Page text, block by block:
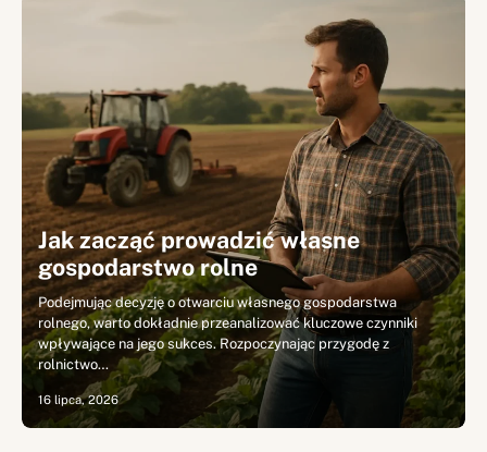
Jak zacząć prowadzić własne
gospodarstwo rolne
Podejmując decyzję o otwarciu własnego gospodarstwa
rolnego, warto dokładnie przeanalizować kluczowe czynniki
wpływające na jego sukces. Rozpoczynając przygodę z
rolnictwo…
16 lipca, 2026